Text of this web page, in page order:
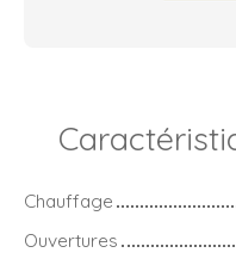
Chauffage
Ouvertures